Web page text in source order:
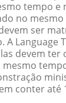
tempo e
no mesmo
ser
A Language
devem ter
conter até